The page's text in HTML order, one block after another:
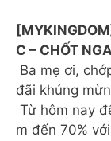
C – CHỐT
Ba mẹ ơi,
đãi khủng
Từ hôm nay
m đến 70%